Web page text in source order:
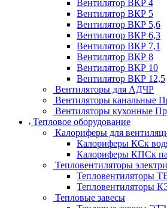
Вентилятор ВКР 4
Вентилятор ВКР 5
Вентилятор ВКР 5,6
Вентилятор ВКР 6,3
Вентилятор ВКР 7,1
Вентилятор ВКР 8
Вентилятор ВКР 10
Вентилятор ВКР 12,5
Вентиляторы для АДЧР
Вентиляторы канальные
Вентиляторы кухонные
Тепловое оборудование
Калориферы для
Калориферы КСк
Калориферы КПСк
Тепловентиляторы
Тепловентиляторы
Тепловентиляторы
Тепловые завесы